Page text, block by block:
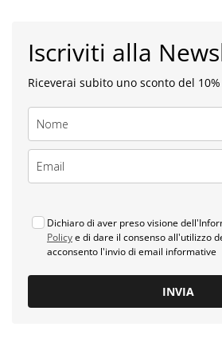
Iscriviti alla
Riceverai subito uno sconto del 10%
Dichiaro di aver preso visione
Policye di dare il consenso all'utilizzo
acconsento l'invio di email informative
INVIA